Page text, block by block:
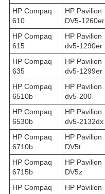
HP Compaq
610
HP Pavilion
DV5-1260er
HP Compaq
615
HP Pavilion
dv5-1290er
HP Compaq
635
HP Pavilion
dv5-1299er
HP Compaq
6510b
HP Pavilion
dv5-200
HP Compaq
6530b
HP Pavilion
dv5-2132dx
HP Compaq
6710b
HP Pavilion
DV5t
HP Compaq
6715b
HP Pavilion
DV5z
HP Compaq
HP Pavilion